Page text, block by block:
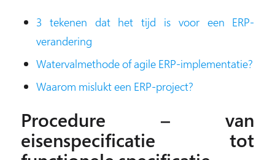
3 tekenen dat het tijd is voor een ERP-
verandering
Watervalmethode of agile ERP-implementatie?
Waarom mislukt een ERP-project?
Procedure – van
eisenspecificatie tot